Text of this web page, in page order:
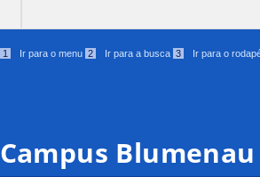
1 Ir para o menu 2 Ir para a busca 3 Ir para o
Campus Blumenau